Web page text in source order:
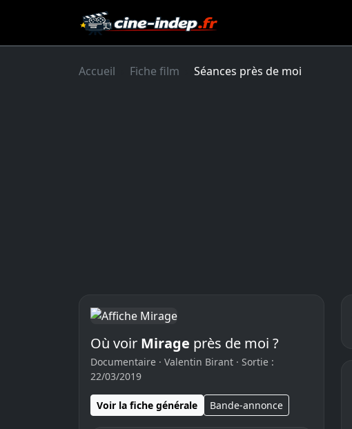
Accueil Fiche film Séances près de moi
Où voir Mirage près de moi ?
Documentaire · Valentin Birant · Sortie :
22/03/2019
Voir la fiche générale Bande-annonce